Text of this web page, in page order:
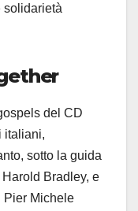
solidarietà
del CD
italiani,
sotto la guida
Bradley, e
Pier Michele